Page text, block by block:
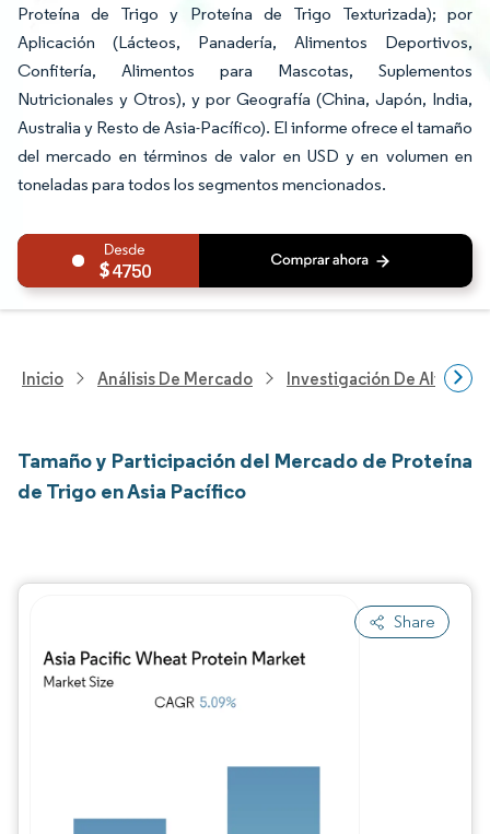
Proteína de Trigo y Proteína de Trigo Texturizada); por
Aplicación (Lácteos, Panadería, Alimentos Deportivos,
Confitería, Alimentos para Mascotas, Suplementos
Nutricionales y Otros), y por Geografía (China, Japón, India,
Australia y Resto de Asia-Pacífico). El informe ofrece el tamaño
del mercado en términos de valor en USD y en volumen en
toneladas para todos los segmentos mencionados.
4750
Inicio Análisis De Mercado Investigación De
Tamaño y Participación del Mercado de Proteína
de Trigo en Asia Pacífico
Share